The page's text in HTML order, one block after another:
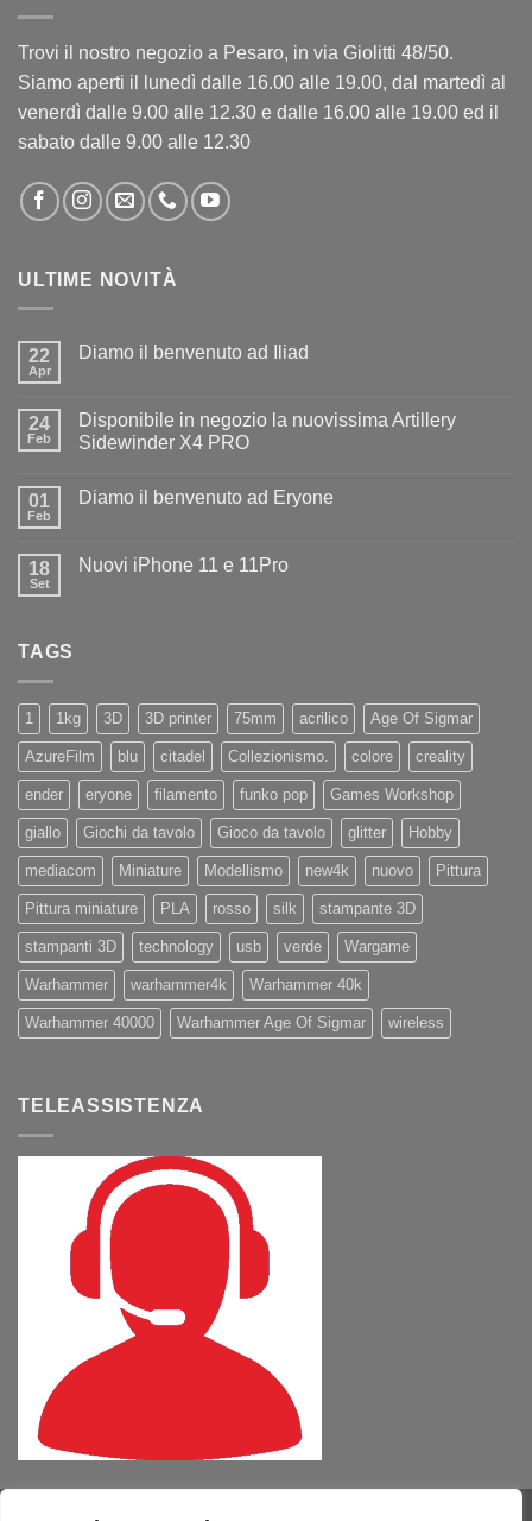
Trovi il nostro negozio a Pesaro, in via Giolitti 48/50.
Siamo aperti il lunedì dalle 16.00 alle 19.00, dal martedì al
venerdì dalle 9.00 alle 12.30 e dalle 16.00 alle 19.00 ed il
sabato dalle 9.00 alle 12.30
ULTIME NOVITÀ
22
Apr
Diamo il benvenuto ad Iliad
Diamo
il
benvenuto
24
Feb
Disponibile in negozio la nuovissima Artillery
Sidewinder X4 PRO
su
la
nuovissima
01
Feb
Diamo il benvenuto ad Eryone
Diamo
18
Set
Nuovi iPhone 11 e 11Pro
TAGS
1 1kg 3D 3D printer 75mm acrilico Age Of Sigmar
AzureFilm blu citadel Collezionismo. colore creality
ender eryone filamento funko pop Games Workshop
giallo Giochi da tavolo Gioco da tavolo glitter Hobby
mediacom Miniature Modellismo new4k nuovo Pittura
Pittura miniature PLA rosso silk stampante 3D
stampanti 3D technology usb verde Wargame
Warhammer warhammer4k Warhammer 40k
Warhammer 40000 Warhammer Age Of Sigmar wireless
TELEASSISTENZA